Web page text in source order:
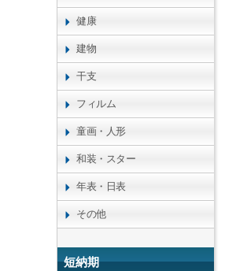
健康
建物
干支
フィルム
童画・人形
和装・スター
年表・日表
その他
短納期